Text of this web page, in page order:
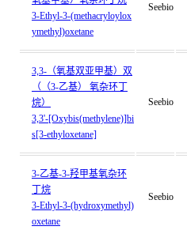
3-Ethyl-3-(methacryloylox
ymethyl)oxetane
Seebio
3,3-（氧基双亚甲基）双
（（3-乙基） 氧杂环丁
烷）
3,3'-[Oxybis(methylene)]bi
s[3-ethyloxetane]
Seebio
3-乙基-3-羟甲基氧杂环
丁烷
3-Ethyl-3-(hydroxymethyl)
oxetane
Seebio